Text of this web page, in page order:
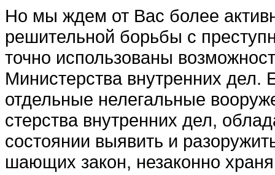
Но мы ждем от Вас более
решительной борьбы с
точно использованы
Министерства внутренних
отдельные нелегальные
стерства внутренних дел,
состоянии выявить и
шающих закон, незаконно